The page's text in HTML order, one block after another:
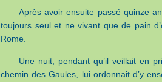
Après avoir ensuite passé quinze
toujours seul et ne vivant que de pain
Rome.
Une nuit, pendant qu’il veillait en
chemin des Gaules, lui ordonnait d’y